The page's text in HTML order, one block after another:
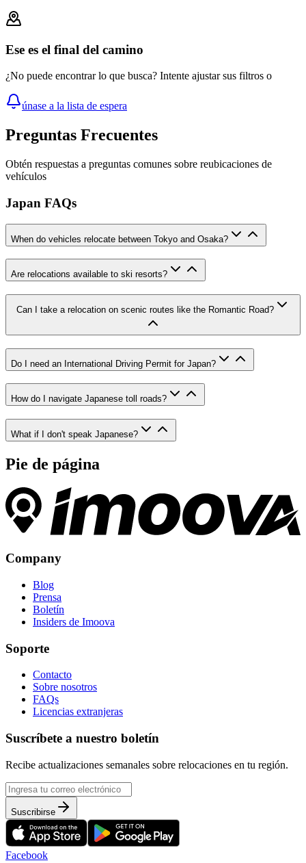
Ese es el final del camino
¿No puede encontrar lo que busca? Intente ajustar sus filtros o
únase a la lista de espera
Preguntas Frecuentes
Obtén respuestas a preguntas comunes sobre reubicaciones de
vehículos
Japan FAQs
When do vehicles relocate between Tokyo and Osaka?
Are relocations available to ski resorts?
Can I take a relocation on scenic routes like the Romantic Road?
Do I need an International Driving Permit for Japan?
How do I navigate Japanese toll roads?
What if I don't speak Japanese?
Pie de página
Company
Blog
Prensa
Boletín
Insiders de Imoova
Soporte
Contacto
Sobre nosotros
FAQs
Licencias extranjeras
Suscríbete a nuestro boletín
Recibe actualizaciones semanales sobre relocaciones en tu región.
Suscribirse
Facebook